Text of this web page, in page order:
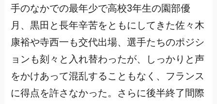
手のなかでの最年少で高校3年生の園部優
月、黒田と長年辛苦をともにしてきた佐々木
康裕や寺西一も交代出場、選手たちのポジシ
ョンも刻々と入れ替わったが、しっかりと声
をかけあって混乱することもなく、フランス
に得点を許さなかった。さらに後半終了間際